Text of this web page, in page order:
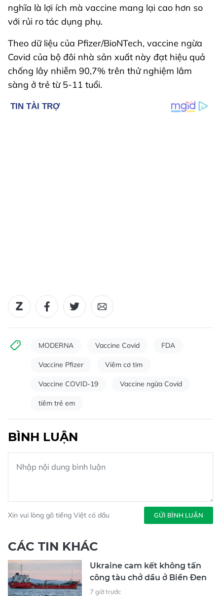
nghĩa là lợi ích mà vaccine mang lại cao hơn so
với rủi ro tác dụng phụ.
Theo dữ liệu của Pfizer/BioNTech, vaccine ngừa
Covid của bộ đôi nhà sản xuất này đạt hiệu quả
chống lây nhiễm 90,7% trên thử nghiệm lâm
sàng ở trẻ từ 5-11 tuổi.
MODERNA Vaccine Covid FDA
Vaccine Pfizer Viêm cơ tim
Vaccine COVID-19 Vaccine ngừa Covid
tiêm trẻ em
BÌNH LUẬN
Xin vui lòng gõ tiếng Việt có dấu GỬI BÌNH LUẬN
CÁC TIN KHÁC
Ukraine cam kết không tấn
công tàu chở dầu ở Biển Đen
7 giờ trước